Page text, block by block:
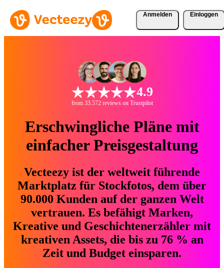
Anmelden Einloggen
4.9
from 33.572 reviews on Trustpilot
Erschwingliche Pläne mit
einfacher Preisgestaltung
Vecteezy ist der weltweit führende
Marktplatz für Stockfotos, dem über
90.000 Kunden auf der ganzen Welt
vertrauen. Es befähigt Marken,
Kreative und Geschichtenerzähler mit
kreativen Assets, die bis zu 76 % an
Zeit und Budget einsparen.